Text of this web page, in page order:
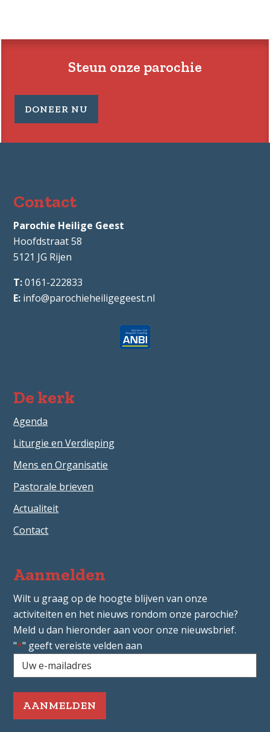
Steun onze parochie
DONEER NU
Contact
Parochie Heilige Geest
Hoofdstraat 58
5121 JG Rijen
0161-222833
info@parochieheiligegeest.nl
De kerk
Agenda
Liturgie en Verdieping
Mens en Organisatie
Pastorale brieven
Actualiteit
Contact
Aanmelden
Wilt u graag op de hoogte blijven van onze
activiteiten en het nieuws rondom onze parochie?
Meld u dan hieronder aan voor onze nieuwsbrief.
"*" geeft vereiste velden aan
Uw
e-
mailadres
Vereist